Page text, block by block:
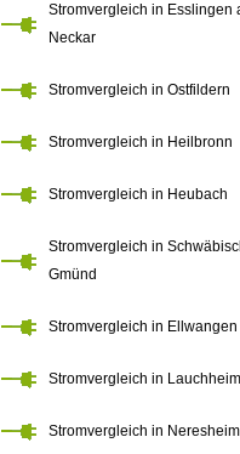
Stromvergleich in Esslingen
Neckar
Stromvergleich in Ostfildern
Stromvergleich in Heilbronn
Stromvergleich in Heubach
Stromvergleich in
Gmünd
Stromvergleich in Ellwangen
Stromvergleich in Lauchheim
Stromvergleich in Neresheim